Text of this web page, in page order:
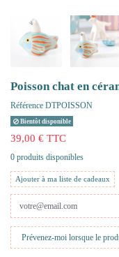
Poisson chat en
Référence DTPOISSON
Bientôt disponible
39,00 € TTC
0 produits disponibles
Ajouter à ma liste de cadeaux